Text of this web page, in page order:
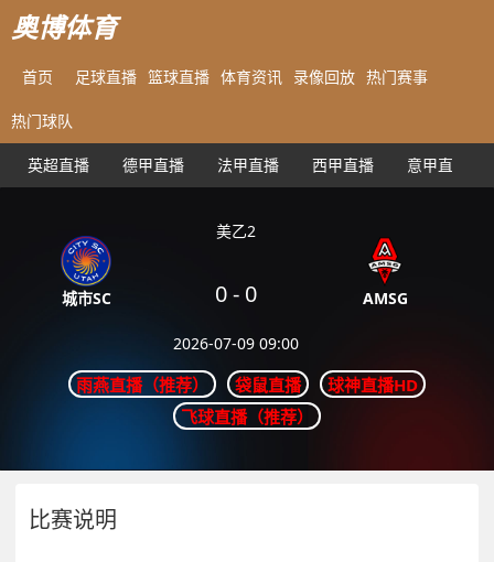
奥博体育
首页 足球直播 篮球直播 体育资讯 录像回放 热门赛事
热门球队
英超直播 德甲直播 法甲直播 西甲直播 意甲直播
城市SC
美乙2
0- 0
2026-07-09 09:00
AMSG
雨燕直播（推荐） 袋鼠直播
球神直播HD
飞球直播（推荐）
比赛说明